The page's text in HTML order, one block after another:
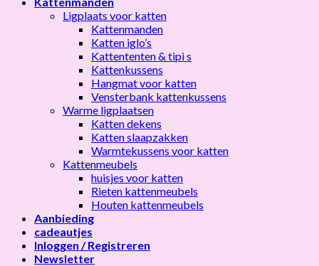
Ligplaats voor katten
Kattenmanden
Katten iglo’s
Kattententen & tipi s
Kattenkussens
Hangmat voor katten
Vensterbank kattenkussens
Warme ligplaatsen
Katten dekens
Katten slaapzakken
Warmtekussens voor katten
Kattenmeubels
huisjes voor katten
Rieten kattenmeubels
Houten kattenmeubels
Aanbieding
cadeautjes
Inloggen / Registreren
Newsletter